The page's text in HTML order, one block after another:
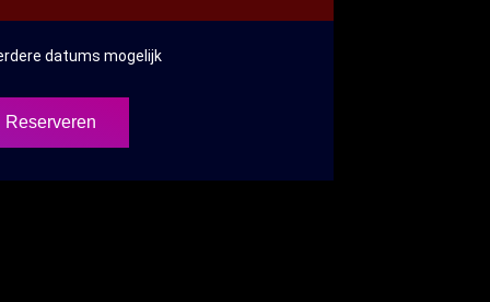
datums mogelijk
Reserveren